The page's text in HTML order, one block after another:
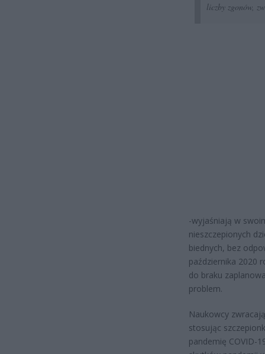
liczby zgonów,
-wyjaśniają w
nieszczepionych
biednych, bez
października 2020
do braku
problem.
Naukowcy
stosując
pandemię COVID-